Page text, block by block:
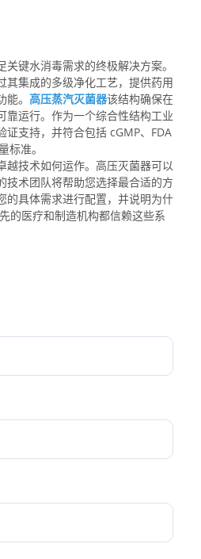
键水消毒需求的终极解决方案。
其集成的多级净化工艺，提供药用
。 高压蒸汽灭菌器该结构确保在
靠运行。作为一个综合性结构工业
证支持，并符合包括 cGMP、FDA
标准。
技术如何运作。 高压灭菌器可以
技术团队将帮助您选择最合适的方
的具体需求进行配置，并说明为什
的医疗和制造机构都信赖这些系